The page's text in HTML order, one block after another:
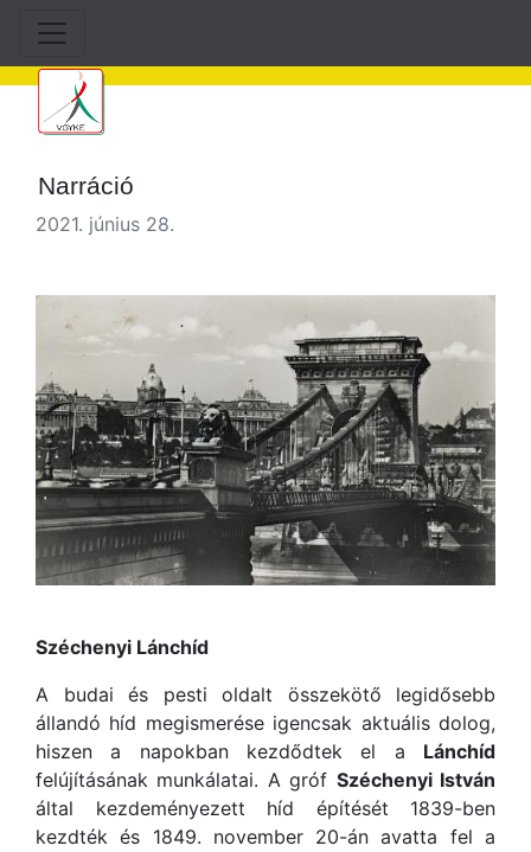
Narráció
2021. június 28.
Széchenyi Lánchíd
A budai és pesti oldalt összekötő legidősebb
állandó híd megismerése igencsak aktuális dolog,
hiszen a napokban kezdődtek el a Lánchíd
felújításának munkálatai. A gróf Széchenyi István
által kezdeményezett híd építését 1839-ben
kezdték és 1849. november 20-án avatta fel a